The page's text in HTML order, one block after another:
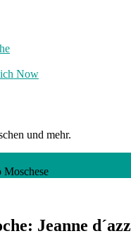
Now
und mehr.
Jeanne d´azz